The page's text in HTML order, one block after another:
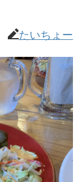
たいちょー